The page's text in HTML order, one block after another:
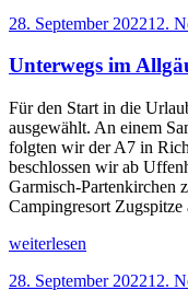
Veröffentlicht
28. September 202212.
Unterwegs im
Für den Start in die
ausgewählt. An einem
folgten wir der A7 in
beschlossen wir ab
Garmisch-Partenkirchen
Campingresort
„Unterwegs
Allgäu
weiterlesen
Veröffentlicht
28. September 202212.